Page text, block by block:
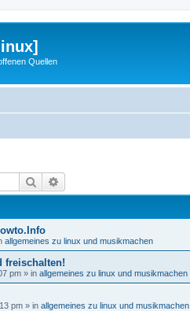
Quellen
Suche
allgemeines zu linux und musikmachen
freischalten!
pm » in allgemeines zu linux und musikmachen
pm » in allgemeines zu linux und musikmachen